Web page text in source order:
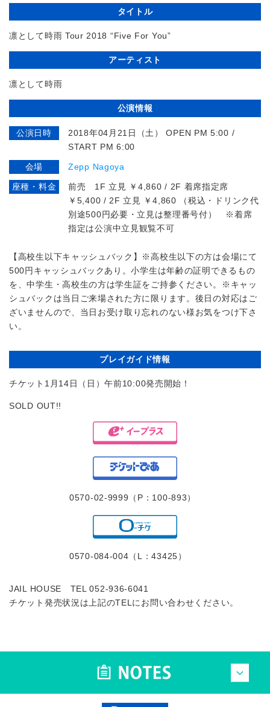
タイトル
凛として時雨 Tour 2018 “Five For You”
アーティスト
凛として時雨
公演情報
公演日時
2018年04月21日（土） OPEN PM 5:00 /
START PM 6:00
会場 Zepp Nagoya
座種・料金
前売 1F 立見 ￥4,860 / 2F 着席指定席
￥5,400 / 2F 立見 ￥4,860 （税込・ドリンク代
別途500円必要・立見は整理番号付） ※着席
指定は公演中立見観覧不可
【高校生以下キャッシュバック】※高校生以下の方は会場にて
500円キャッシュバックあり。小学生は年齢の証明できるもの
を、中学生・高校生の方は学生証をご持参ください。※キャッ
シュバックは当日ご来場された方に限ります。後日の対応はご
ざいませんので、当日お受け取り忘れのない様お気をつけ下さ
い。
プレイガイド情報
チケット1月14日（日）午前10:00発売開始！
SOLD OUT!!
0570-02-9999（P：100-893）
0570-084-004（L：43425）
JAIL HOUSE TEL 052-936-6041
チケット発売状況は上記のTELにお問い合わせください。